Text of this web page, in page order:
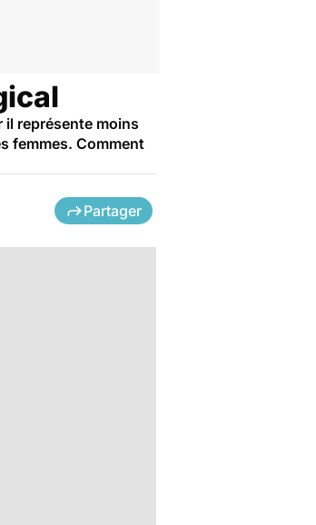
il représente moins
femmes. Comment
Partager